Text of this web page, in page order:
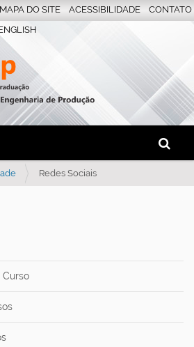
Busca
Busca
MAPA DO SITE ACESSIBILIDADE CONTATO
Redes Sociais
Curso